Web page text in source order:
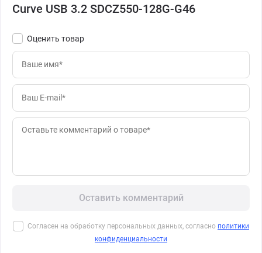
Curve USB 3.2 SDCZ550-128G-G46
Оценить товар
Оставить комментарий
Согласен на обработку персональных данных, согласно политики
конфиденциальности